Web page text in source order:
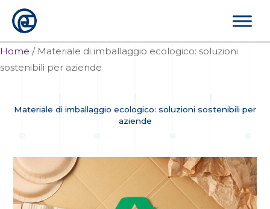
Home / Materiale di imballaggio ecologico: soluzioni
sostenibili per aziende
Materiale di imballaggio ecologico: soluzioni sostenibili per
aziende